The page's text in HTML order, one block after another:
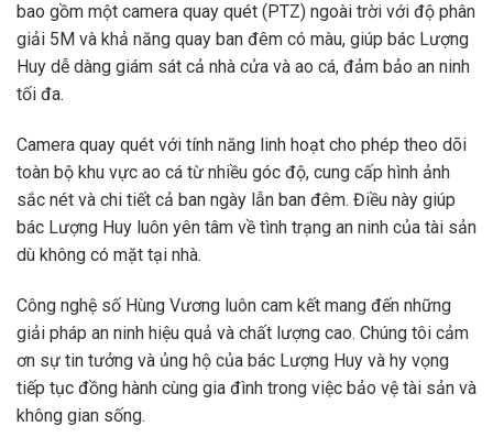
bao gồm một camera quay quét (PTZ) ngoài trời với độ phân
giải 5M và khả năng quay ban đêm có màu, giúp bác Lượng
Huy dễ dàng giám sát cả nhà cửa và ao cá, đảm bảo an ninh
tối đa.
Camera quay quét với tính năng linh hoạt cho phép theo dõi
toàn bộ khu vực ao cá từ nhiều góc độ, cung cấp hình ảnh
sắc nét và chi tiết cả ban ngày lẫn ban đêm. Điều này giúp
bác Lượng Huy luôn yên tâm về tình trạng an ninh của tài sản
dù không có mặt tại nhà.
Công nghệ số Hùng Vương luôn cam kết mang đến những
giải pháp an ninh hiệu quả và chất lượng cao. Chúng tôi cảm
ơn sự tin tưởng và ủng hộ của bác Lượng Huy và hy vọng
tiếp tục đồng hành cùng gia đình trong việc bảo vệ tài sản và
không gian sống.